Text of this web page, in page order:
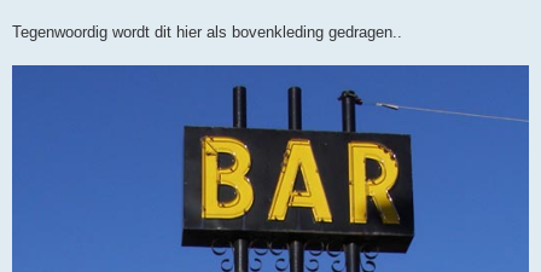
Tegenwoordig wordt dit hier als bovenkleding gedragen..